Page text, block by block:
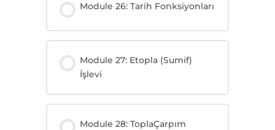
Module 26: Tarih Fonksiyonları
Module 27: Etopla (Sumif)
İşlevi
Module 28: ToplaÇarpım